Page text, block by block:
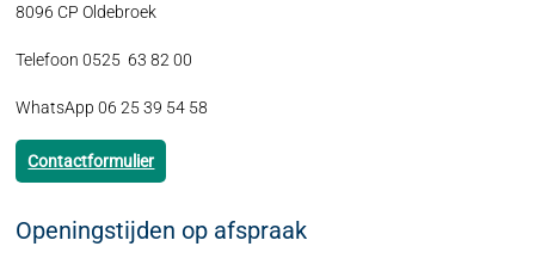
8096 CP Oldebroek
Telefoon 0525 63 82 00
WhatsApp 06 25 39 54 58
Contactformulier
Openingstijden op afspraak